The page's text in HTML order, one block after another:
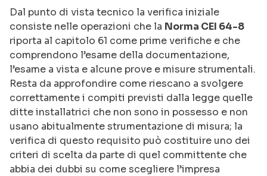
Dal punto di vista tecnico la verifica iniziale
consiste nelle operazioni che la Norma CEI 64-8
riporta al capitolo 61 come prime verifiche e che
comprendono l’esame della documentazione,
l’esame a vista e alcune prove e misure strumentali.
Resta da approfondire come riescano a svolgere
correttamente i compiti previsti dalla legge quelle
ditte installatrici che non sono in possesso e non
usano abitualmente strumentazione di misura; la
verifica di questo requisito può costituire uno dei
criteri di scelta da parte di quel committente che
abbia dei dubbi su come scegliere l’impresa